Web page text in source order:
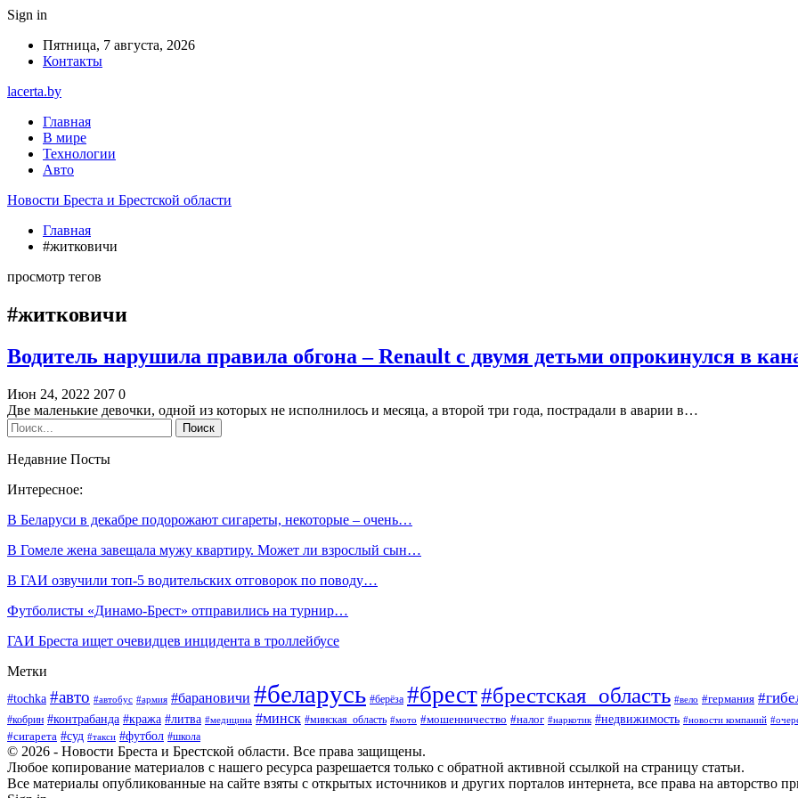
Sign in
Пятница, 7 августа, 2026
Контакты
lacerta.by
Главная
В мире
Технологии
Авто
Новости Бреста и Брестской области
Главная
#житковичи
просмотр тегов
#житковичи
Водитель нарушила правила обгона – Renault с двумя детьми опрокинулся в
Июн 24, 2022 207 0
Две маленькие девочки, одной из которых не исполнилось и месяца, а второй три года, пострадали в аварии в…
Недавние Посты
Интересное:
В Беларуси в декабре подорожают сигареты, некоторые – очень…
В Гомеле жена завещала мужу квартиру. Может ли взрослый сын…
В ГАИ озвучили топ-5 водительских отговорок по поводу…
Футболисты «Динамо-Брест»‎ отправились на турнир…
ГАИ Бреста ищет очевидцев инцидента в троллейбусе
Метки
#tochka #авто #автобус #армия #барановичи #беларусь #берёза #брест#брестская_область #вело #германия
#кобрин #контрабанда #кража #литва #медицина #минск #минская_область #мото #мошенничество #налог #наркотик #недвижимость #новости компаний
#сигарета #суд #такси #футбол #школа
© 2026 - Новости Бреста и Брестской области. Все права защищены.
Любое копирование материалов с нашего ресурса разрешается только с обратной активной ссылкой на страницу статьи.
Все материалы опубликованные на сайте взяты с открытых источников и других порталов интернета, все права на авторство